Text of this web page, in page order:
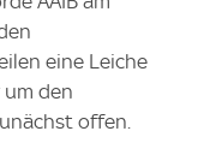
eine Leiche
um den
offen.